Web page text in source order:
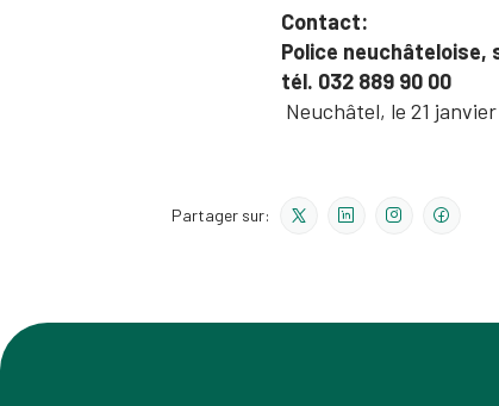
Contact:
Police
tél. 032 889 90 00
Neuchâtel, le 21
Partager sur: